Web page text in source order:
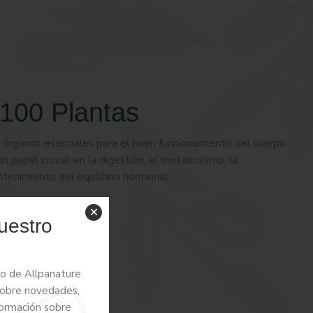
de Allpanature
novedades,
sobre
×
Plantas
esenciales para el buen funcionamiento del cuerpo
papel crucial en la digestión, el metabolismo, la
del equilibrio hormonal.